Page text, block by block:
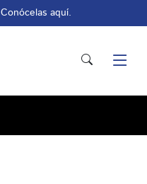
Conócelas aquí.